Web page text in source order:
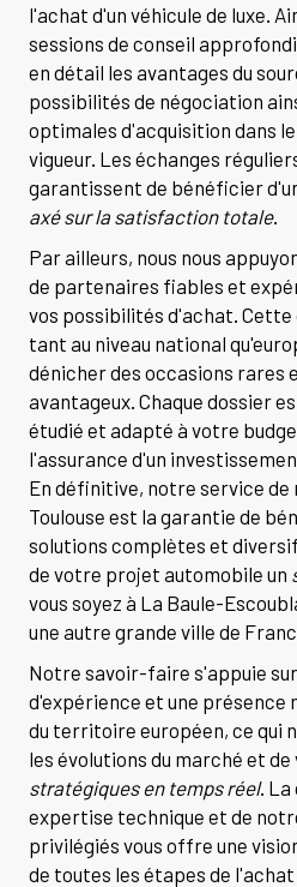
l'achat d'un véhicule de luxe.
sessions de conseil
en détail les avantages du
possibilités de négociation
optimales d'acquisition dans
vigueur. Les échanges
garantissent de bénéficier
axé sur la satisfaction totale.
Par ailleurs, nous nous
de partenaires fiables et
vos possibilités d'achat.
tant au niveau national
dénicher des occasions rares
avantageux. Chaque dossier
étudié et adapté à votre
l'assurance d'un
En définitive, notre service de
Toulouse est la garantie de
solutions complètes et
de votre projet automobile un
vous soyez à La Baule-
une autre grande ville de
Notre savoir-faire s'appuie
d'expérience et une présence
du territoire européen, ce qui
les évolutions du marché et
stratégiques en temps réel. La
expertise technique et de
privilégiés vous offre une
de toutes les étapes de